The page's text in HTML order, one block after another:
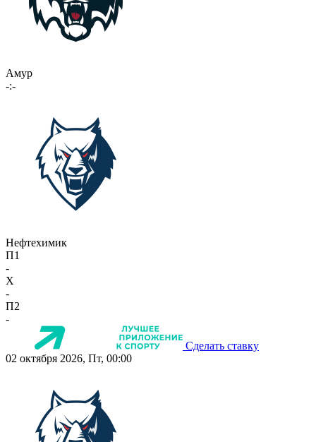
Амур
-:-
Нефтехимик
П1
-
X
-
П2
-
Сделать ставку
02 октября 2026, Пт, 00:00